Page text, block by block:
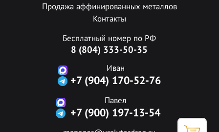
Продажа аффинированных металлов
Контакты
Бесплатный номер по РФ
8 (804) 333-50-35
Иван
+7 (904) 170-52-76
Павел
+7 (900) 197-13-54